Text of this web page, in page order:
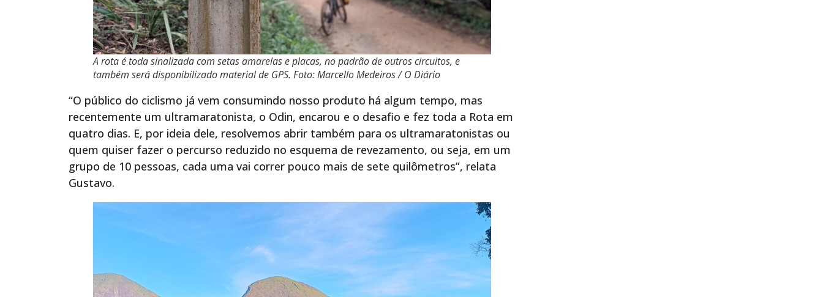
A rota é toda sinalizada com setas amarelas e placas, no padrão de outros circuitos, e
também será disponibilizado material de GPS. Foto: Marcello Medeiros / O Diário
“O público do ciclismo já vem consumindo nosso produto há algum tempo, mas
recentemente um ultramaratonista, o Odin, encarou e o desafio e fez toda a Rota em
quatro dias. E, por ideia dele, resolvemos abrir também para os ultramaratonistas ou
quem quiser fazer o percurso reduzido no esquema de revezamento, ou seja, em um
grupo de 10 pessoas, cada uma vai correr pouco mais de sete quilômetros”, relata
Gustavo.